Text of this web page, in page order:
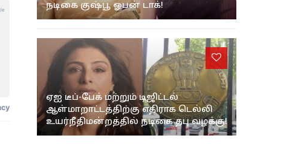
நடிகை குஷ்பூ ஓபன் டாக்!
ஏஐ டீப்-பேக் மற்றும் டிஜிட்டல்
ஆள்மாறாட்டத்திற்கு எதிராக டெல்லி
உயர்நீதிமன்றத்தில் நடிகை தபு வழக்கு!